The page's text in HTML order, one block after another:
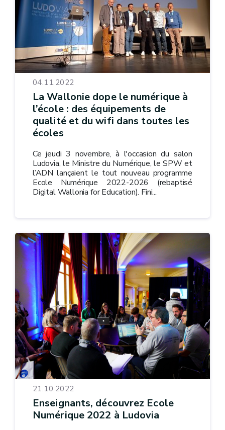
04.11.2022
La Wallonie dope le numérique à
l’école : des équipements de
qualité et du wifi dans toutes les
écoles
Ce jeudi 3 novembre, à l'occasion du salon
Ludovia, le Ministre du Numérique, le SPW et
l’ADN lançaient le tout nouveau programme
Ecole Numérique 2022-2026 (rebaptisé
Digital Wallonia for Education). Fini...
21.10.2022
Enseignants, découvrez Ecole
Numérique 2022 à Ludovia